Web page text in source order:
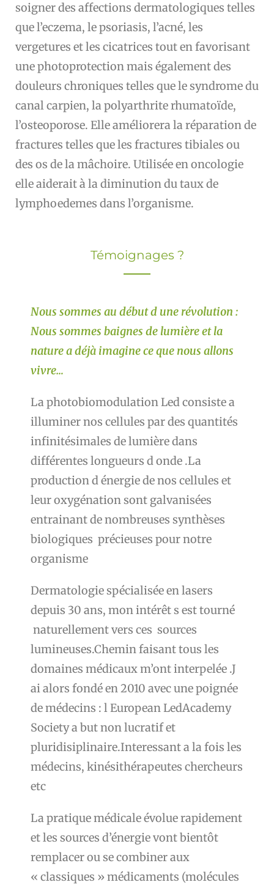
soigner des affections dermatologiques telles
que l’eczema, le psoriasis, l’acné, les
vergetures et les cicatrices tout en favorisant
une photoprotection mais également des
douleurs chroniques telles que le syndrome du
canal carpien, la polyarthrite rhumatoïde,
l’osteoporose. Elle améliorera la réparation de
fractures telles que les fractures tibiales ou
des os de la mâchoire. Utilisée en oncologie
elle aiderait à la diminution du taux de
lymphoedemes dans l’organisme.
Témoignages ?
Nous sommes au début d une révolution :
Nous sommes baignes de lumière et la
nature a déjà imagine ce que nous allons
vivre…
La photobiomodulation Led consiste a
illuminer nos cellules par des quantités
infinitésimales de lumière dans
différentes longueurs d onde .La
production d énergie de nos cellules et
leur oxygénation sont galvanisées
entrainant de nombreuses synthèses
biologiques précieuses pour notre
organisme
Dermatologie spécialisée en lasers
depuis 30 ans, mon intérêt s est tourné
naturellement vers ces sources
lumineuses.Chemin faisant tous les
domaines médicaux m’ont interpelée .J
ai alors fondé en 2010 avec une poignée
de médecins : l European LedAcademy
Society a but non lucratif et
pluridisiplinaire.Interessant a la fois les
médecins, kinésithérapeutes chercheurs
etc
La pratique médicale évolue rapidement
et les sources d’énergie vont bientôt
remplacer ou se combiner aux
« classiques » médicaments (molécules